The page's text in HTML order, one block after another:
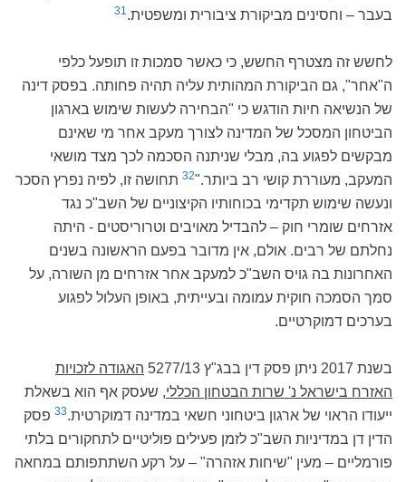
בעבר – וחסינים מביקורת ציבורית ומשפטית. 31
לחשש זה מצטרף החשש, כי כאשר סמכות זו תופעל כלפי
ה"אחר", גם הביקורת המהותית עליה תהיה פחותה. בפסק דינה
של הנשיאה חיות הודגש כי "הבחירה לעשות שימוש בארגון
הביטחון המסכל של המדינה לצורך מעקב אחר מי שאינם
מבקשים לפגוע בה, מבלי שניתנה הסכמה לכך מצד מושאי
המעקב, מעוררת קושי רב ביותר."32 תחושה זו, לפיה נפרץ הסכר
ונעשה שימוש תקדימי בכוחותיו הקיצוניים של השב"כ נגד
אזרחים שומרי חוק – להבדיל מאויבים וטרוריסטים - היתה
נחלתם של רבים. אולם, אין מדובר בפעם הראשונה בשנים
האחרונות בה גויס השב"כ למעקב אחר אזרחים מן השורה, על
סמך הסמכה חוקית עמומה ובעייתית, באופן העלול לפגוע
בערכים דמוקרטיים.
בשנת 2017 ניתן פסק דין בבג"ץ 5277/13
האגודה לזכויות
האזרח בישראל נ' שרות הבטחון הכללי, שעסק אף הוא בשאלת
ייעודו הראוי של ארגון ביטחוני חשאי במדינה דמוקרטית.33 פסק
הדין דן במדיניות השב"כ לזמן פעילים פוליטיים לתחקורים בלתי
פורמליים – מעין "שיחות אזהרה" – על רקע השתתפותם במחאה